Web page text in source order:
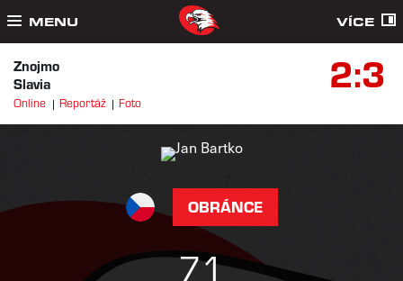
MENU VÍCE
Znojmo
Slavia
2:3
Online Reportáž Foto
OBRÁNCE
71